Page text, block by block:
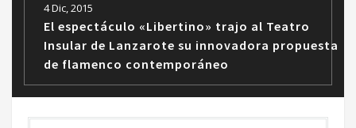
4 Dic, 2015
El espectáculo «Libertino» trajo al Teatro
Insular de Lanzarote su innovadora propuesta
de flamenco contemporáneo